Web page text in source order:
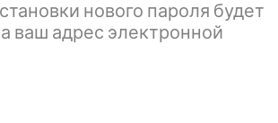
нового пароля будет
ваш адрес электронной